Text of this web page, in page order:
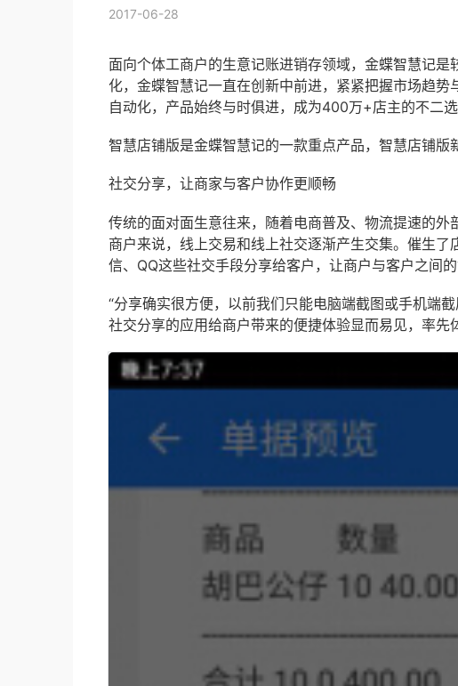
2017-06-28
面向个体工商户的生意记账进销存领域，金蝶智慧记
化，金蝶智慧记一直在创新中前进，紧紧把握市场趋
自动化，产品始终与时俱进，成为400万+店主的不二选
智慧店铺版是金蝶智慧记的一款重点产品，智慧店铺版
社交分享，让商家与客户协作更顺畅
传统的面对面生意往来，随着电商普及、物流提速的
商户来说，线上交易和线上社交逐渐产生交集。催生
信、QQ这些社交手段分享给客户，让商户与客户之间的
“分享确实很方便，以前我们只能电脑端截图或手机端
社交分享的应用给商户带来的便捷体验显而易见，率先